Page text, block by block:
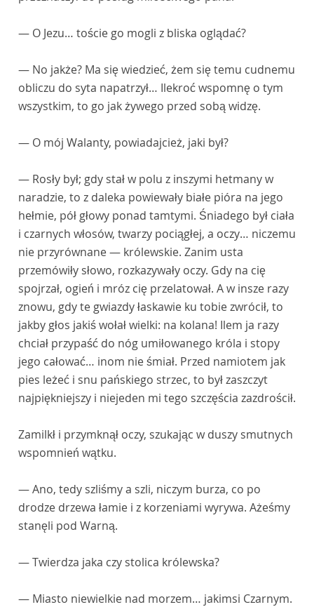
— O Jezu… toście go mogli z bliska oglądać?
— No jakże? Ma się wiedzieć, żem się temu cudnemu
obliczu do syta napatrzył… Ilekroć wspomnę o tym
wszystkim, to go jak żywego przed sobą widzę.
— O mój Walanty, powiadajcież, jaki był?
— Rosły był; gdy stał w polu z inszymi hetmany w
naradzie, to z daleka powiewały białe pióra na jego
hełmie, pół głowy ponad tamtymi. Śniadego był ciała
i czarnych włosów, twarzy pociągłej, a oczy… niczemu
nie przyrównane — królewskie. Zanim usta
przemówiły słowo, rozkazywały oczy. Gdy na cię
spojrzał, ogień i mróz cię przelatował. A w insze razy
znowu, gdy te gwiazdy łaskawie ku tobie zwrócił, to
jakby głos jakiś wołał wielki: na kolana! Ilem ja razy
chciał przypaść do nóg umiłowanego króla i stopy
jego całować… inom nie śmiał. Przed namiotem jak
pies leżeć i snu pańskiego strzec, to był zaszczyt
najpiękniejszy i niejeden mi tego szczęścia zazdrościł.
Zamilkł i przymknął oczy, szukając w duszy smutnych
wspomnień wątku.
— Ano, tedy szliśmy a szli, niczym burza, co po
drodze drzewa łamie i z korzeniami wyrywa. Ażeśmy
stanęli pod Warną.
— Twierdza jaka czy stolica królewska?
— Miasto niewielkie nad morzem… jakimsi Czarnym.